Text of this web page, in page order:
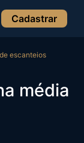
Cadastrar
escanteios
média